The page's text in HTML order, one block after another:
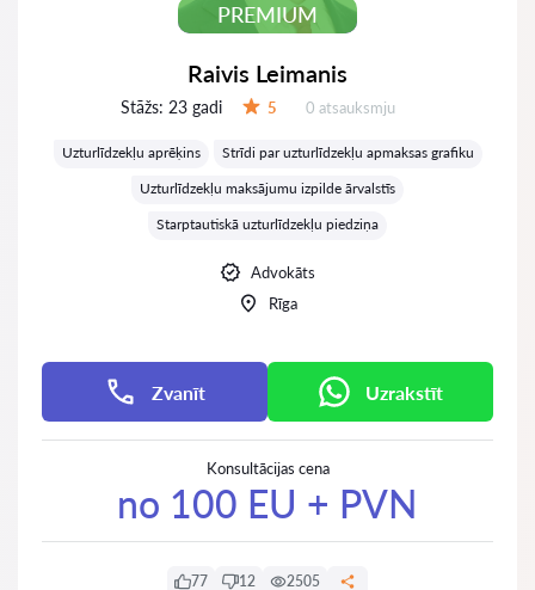
PREMIUM
Raivis Leimanis
Stāžs: 23 gadi 5 Atsauksmes:
0 atsauksmju
Uzturlīdzekļu aprēķins
Strīdi par uzturlīdzekļu apmaksas grafiku
Uzturlīdzekļu maksājumu izpilde ārvalstīs
Starptautiskā uzturlīdzekļu piedziņa
Advokāts
Rīga
Zvanīt Uzrakstīt
Konsultācijas cena
no 100 EU + PVN
77 12 2505